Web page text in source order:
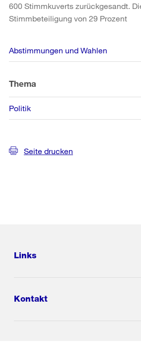
600 Stimmkuverts zurückgesandt.
Stimmbeteiligung von 29 Prozent
Weitere
Informationen
Abstimmungen und Wahlen
Thema
Politik
Seite drucken
Links
Kontakt